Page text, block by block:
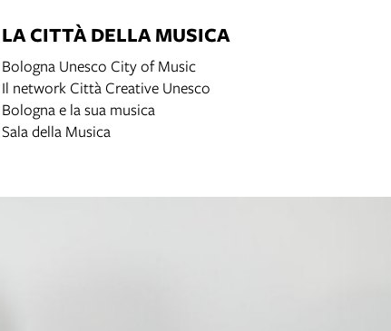
LA CITTÀ DELLA MUSICA
Bologna Unesco City of Music
Il network Città Creative Unesco
Bologna e la sua musica
Sala della Musica